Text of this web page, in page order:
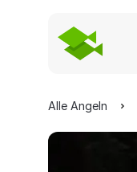
Alle Angeln